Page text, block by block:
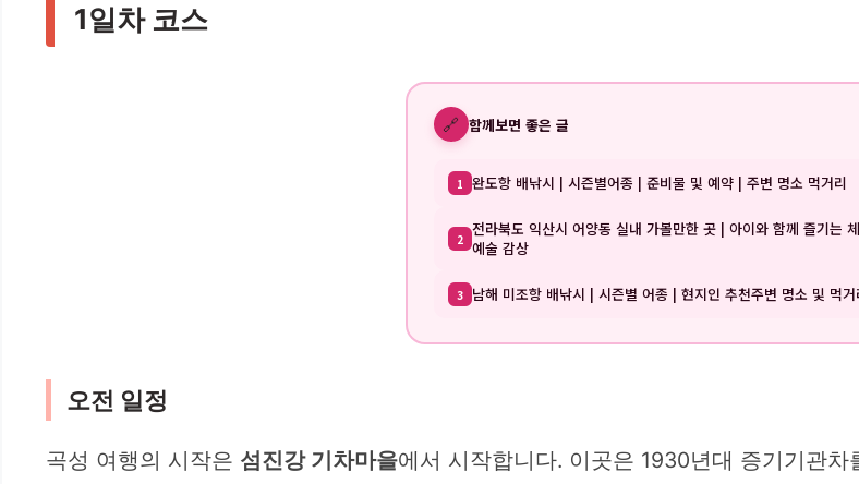
1일차 코스
🔗 함께보면 좋은 글
1 완도항 배낚시 | 시즌별어종 | 준비물 및 예약 | 주변 명소 먹거리
2 전라북도 익산시 어양동 실내 가볼만한 곳 | 아이와 함께 즐기는
예술 감상
3 남해 미조항 배낚시 | 시즌별 어종 | 현지인 추천주변 명소 및 먹거
오전 일정
곡성 여행의 시작은 섬진강 기차마을에서 시작합니다. 이곳은 1930년대 증기기관